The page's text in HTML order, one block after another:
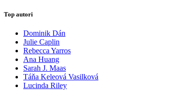
Top autori
Dominik Dán
Julie Caplin
Rebecca Yarros
Ana Huang
Sarah J. Maas
Táňa Keleová Vasilková
Lucinda Riley